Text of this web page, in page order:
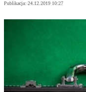
Publikacja: 24.12.2019 10:27